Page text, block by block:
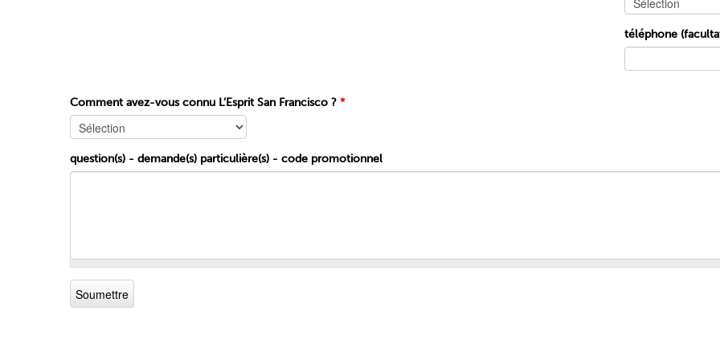
téléphone
Comment avez-vous connu L’Esprit San Francisco ? *
question(s) - demande(s) particulière(s) - code promotionnel